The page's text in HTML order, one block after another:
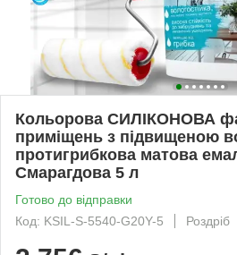
Кольорова СИЛІКОНОВА
приміщень з підвищеною
протигрибкова матова
Смарагдова 5 л
Готово до відправки
Код: KSIL-S-5540-G20Y-5
Роздріб